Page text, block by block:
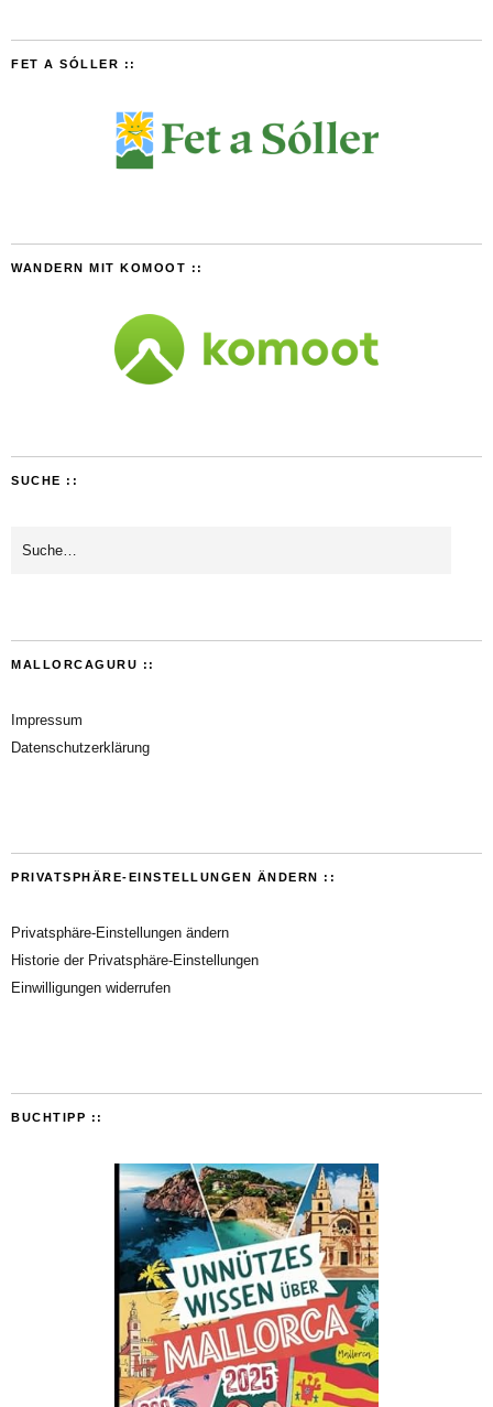
FET A SÓLLER ::
WANDERN MIT KOMOOT ::
SUCHE ::
MALLORCAGURU ::
Impressum
Datenschutzerklärung
PRIVATSPHÄRE-EINSTELLUNGEN ÄNDERN ::
Privatsphäre-Einstellungen ändern
Historie der Privatsphäre-Einstellungen
Einwilligungen widerrufen
BUCHTIPP ::